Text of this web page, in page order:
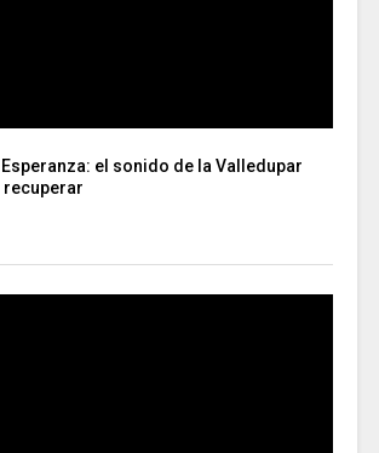
el sonido de la Valledupar
recuperar